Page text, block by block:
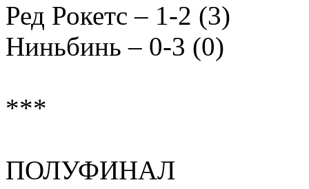
Ред Рокетс – 1-2 (3)
Ниньбинь – 0-3 (0)
***
ПОЛУФИНАЛ